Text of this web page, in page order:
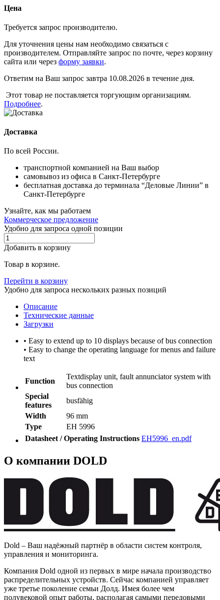
Цена
Требуется запрос производителю.
Для уточнения цены нам необходимо связаться с
производителем. Отправляйте запрос по почте, через корзину
сайта или через форму заявки.
Ответим на Ваш запрос завтра 10.08.2026 в течение дня.
Этот товар не поставляется торгующим организациям.
Подробнее.
Доставка
По всей России.
транспортной компанией на Ваш выбор
самовывоз из офиса в Санкт-Петербурге
бесплатная доставка до терминала “Деловые Линии” в
Санкт-Петербурге
Узнайте, как мы работаем
Коммерческое предложение
Удобно для запроса одной позиции
Добавить в корзину
Товар в корзине.
Перейти в корзину
Удобно для запроса нескольких разных позиций
Описание
Технические данные
Загрузки
• Easy to extend up to 10 displays because of bus connection
• Easy to change the operating language for menus and failure
text
Function
Textdisplay unit, fault annunciator system with
bus connection
Special
features
busfähig
Width
96 mm
Type
EH 5996
Datasheet / Operating Instructions EH5996_en.pdf
О компании DOLD
Dold – Ваш надёжный партнёр в области систем контроля,
управления и мониторинга.
Компания Dold одной из первых в мире начала производство
распределительных устройств. Сейчас компанией управляет
уже третье поколение семьи Долд. Имея более чем
полувековой опыт работы, располагая самыми передовыми